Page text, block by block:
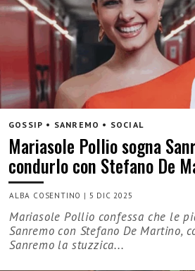
GOSSIP • SANREMO • SOCIAL
Mariasole Pollio sogna
condurlo con Stefano De
ALBA COSENTINO | 5 DIC 2025
Mariasole Pollio confessa che le
Sanremo con Stefano De Martino,
Sanremo la stuzzica...